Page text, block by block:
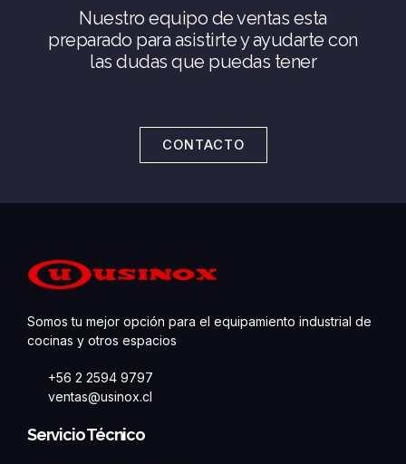
Nuestro equipo de ventas esta
preparado para asistirte y ayudarte con
las dudas que puedas tener
CONTACTO
Somos tu mejor opción para el equipamiento industrial de
cocinas y otros espacios
+56 2 2594 9797
ventas@usinox.cl
Servicio Técnico